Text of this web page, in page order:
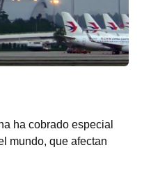
ha cobrado especial
mundo, que afectan